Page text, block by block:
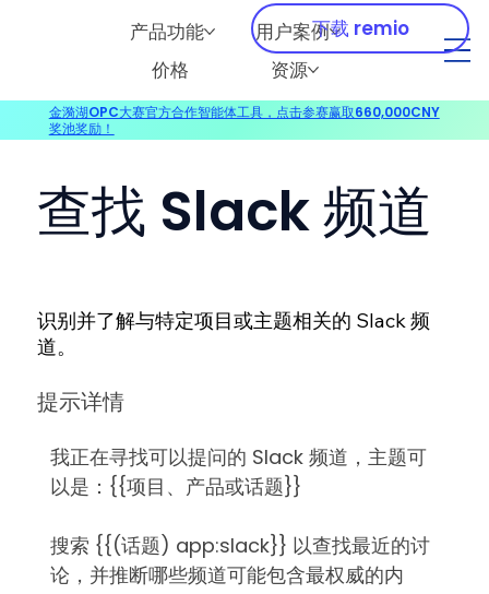
产品功能
用户案例
价格
资源
下载 remio
查找 Slack 频道
识别并了解与特定项目或主题相关的 Slack 频
道。
提示详情
我正在寻找可以提问的 Slack 频道，主题可
以是：{{项目、产品或话题}}
搜索 {{(话题) app:slack}} 以查找最近的讨
论，并推断哪些频道可能包含最权威的内
金漪湖OPC大赛官方合作智能体工具，点击参赛赢取660,000CNY
奖池奖励！